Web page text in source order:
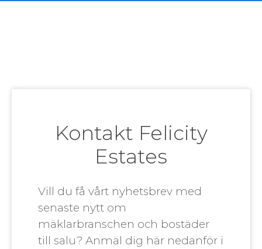
Kontakt Felicity
Estates
Vill du få vårt nyhetsbrev med
senaste nytt om
mäklarbranschen och bostäder
till salu? Anmäl dig här nedanför i